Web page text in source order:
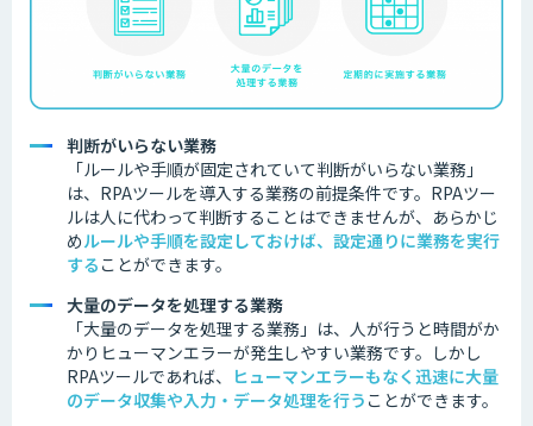
判断がいらない業務
「ルールや手順が固定されていて判断がいらない業務」
は、RPAツールを導入する業務の前提条件です。 RPAツー
ルは人に代わって判断することはできませんが、あらかじ
めルールや手順を設定しておけば、設定通りに業務を実行
する ことができます。
大量のデータを処理する業務
「大量のデータを処理する業務」は、人が行うと時間がか
かりヒューマンエラーが発生しやすい業務です。しかし
RPAツールであれば、
ヒューマンエラーもなく迅速に大量
のデータ収集や入力・データ処理を行う ことができます。